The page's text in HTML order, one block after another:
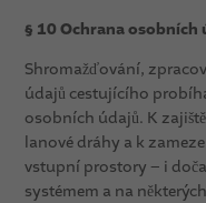
§ 10 Ochrana osobních
Shromažďování,
údajů cestujícího
osobních údajů. K
lanové dráhy a k
vstupní prostory – i
systémem a na